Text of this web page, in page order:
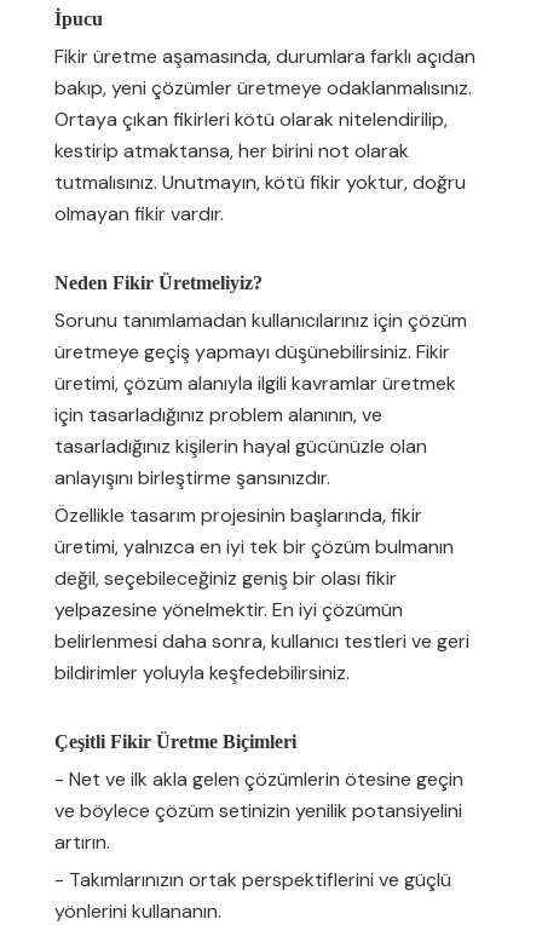
İpucu
Fikir üretme aşamasında, durumlara farklı açıdan
bakıp, yeni çözümler üretmeye odaklanmalısınız.
Ortaya çıkan fikirleri kötü olarak nitelendirilip,
kestirip atmaktansa, her birini not olarak
tutmalısınız. Unutmayın, kötü fikir yoktur, doğru
olmayan fikir vardır.
Neden Fikir Üretmeliyiz?
Sorunu tanımlamadan kullanıcılarınız için çözüm
üretmeye geçiş yapmayı düşünebilirsiniz. Fikir
üretimi, çözüm alanıyla ilgili kavramlar üretmek
için tasarladığınız problem alanının, ve
tasarladığınız kişilerin hayal gücünüzle olan
anlayışını birleştirme şansınızdır.
Özellikle tasarım projesinin başlarında, fikir
üretimi, yalnızca en iyi tek bir çözüm bulmanın
değil, seçebileceğiniz geniş bir olası fikir
yelpazesine yönelmektir. En iyi çözümün
belirlenmesi daha sonra, kullanıcı testleri ve geri
bildirimler yoluyla keşfedebilirsiniz.
Çeşitli Fikir Üretme Biçimleri
- Net ve ilk akla gelen çözümlerin ötesine geçin
ve böylece çözüm setinizin yenilik potansiyelini
artırın.
- Takımlarınızın ortak perspektiflerini ve güçlü
yönlerini kullananın.